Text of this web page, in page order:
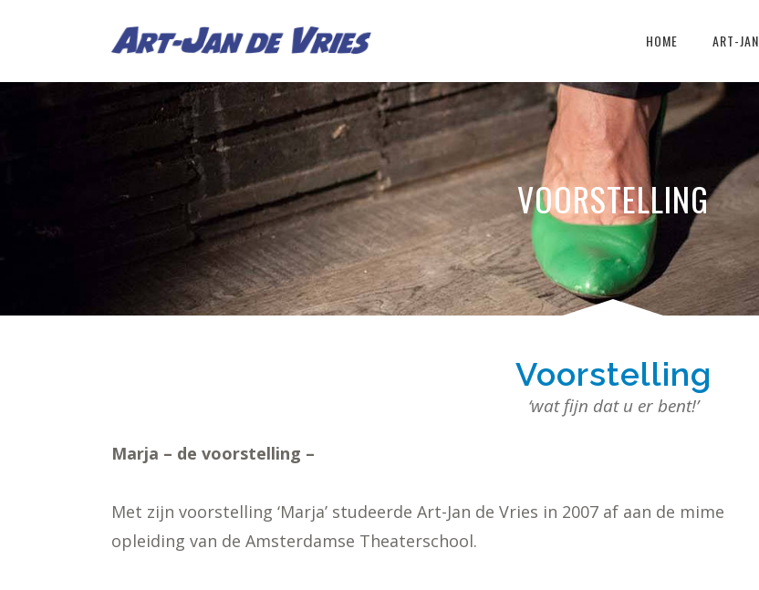
HOME ART-JAN
VOORSTELLING
Voorstelling
‘wat fijn dat u er bent!’
Marja – de voorstelling –
Met zijn voorstelling ‘Marja’ studeerde Art-Jan de Vries in 2007 af aan de mime
opleiding van de Amsterdamse Theaterschool.